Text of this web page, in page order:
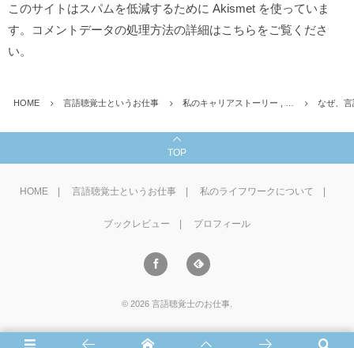
このサイトはスパムを低減するために Akismet を使っていま
す。
コメントデータの処理方法の詳細はこちらをご覧くださ
い。
HOME 言語聴覚士というお仕事 私のキャリアストーリー , … なぜ、
TOP
HOME 言語聴覚士というお仕事 私のライフワークについて
ブックレビュー プロフィール
© 2026 言語聴覚士のお仕事